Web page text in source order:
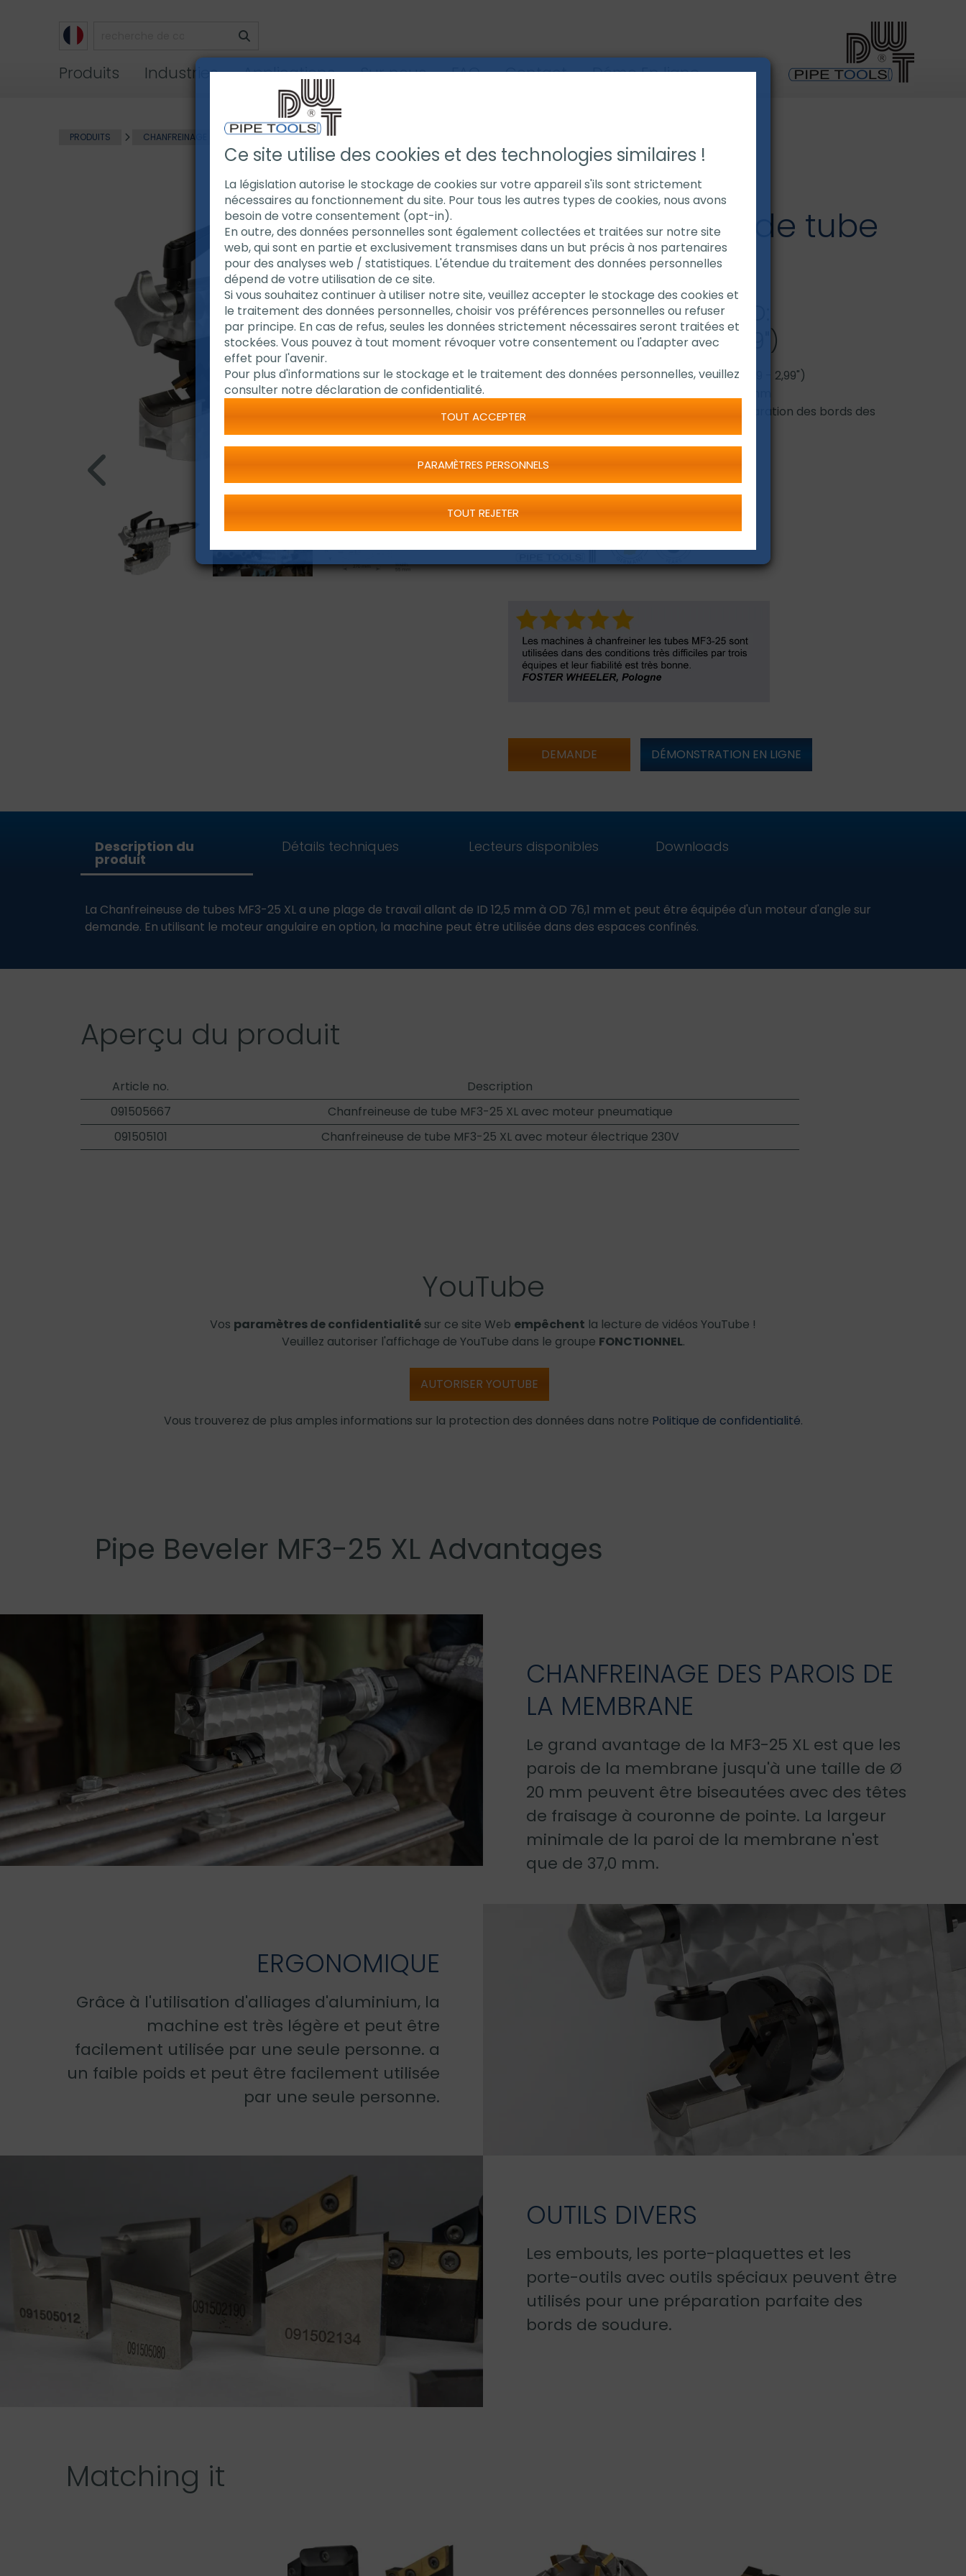
Produits Industries Applications Sur nous FAQ Contact Démo En ligne
PRODUITS CHANFREINAGE DE TUBE CHANFREINEUSE DE TUBE SERRAGE EXTÈRIEUR
Chanfreineuse de tube
MF3-25 XL
Plage de serrage OD-OD:
20 - 76,1 mm (0,78 - 2,99")
Plage de travail ID-OD : 10 - 76,1 mm (0,39 - 2,99")
Chanfreinage parfait des tubes et préparation des bords des
Sans étincelle et avec un bruit réduit
Haute répétabilité
DEMANDE DÉMONSTRATION EN LIGNE
Description du
produit
Détails techniques Lecteurs disponibles Downloads
La Chanfreineuse de tubes MF3-25 XL a une plage de travail allant de ID 12,5 mm à OD 76,1 mm et peut être équipée d'un moteur d'angle sur
demande. En utilisant le moteur angulaire en option, la machine peut être utilisée dans des espaces confinés.
Aperçu du produit
Article no.
Description
091505667
Chanfreineuse de tube MF3-25 XL avec moteur pneumatique
091505101
Chanfreineuse de tube MF3-25 XL avec moteur électrique 230V
YouTube
Vos paramètres de confidentialité sur ce site Web empêchent la lecture de vidéos YouTube !
Veuillez autoriser l'affichage de YouTube dans le groupe FONCTIONNEL.
AUTORISER YOUTUBE
Vous trouverez de plus amples informations sur la protection des données dans notre Politique de confidentialité.
Pipe Beveler MF3-25 XL Advantages
CHANFREINAGE DES PAROIS DE
LA MEMBRANE
Le grand avantage de la MF3-25 XL est que les
parois de la membrane jusqu'à une taille de Ø
20 mm peuvent être biseautées avec des têtes
de fraisage à couronne de pointe. La largeur
minimale de la paroi de la membrane n'est
que de 37,0 mm.
ERGONOMIQUE
Grâce à l'utilisation d'alliages d'aluminium, la
machine est très légère et peut être
facilement utilisée par une seule personne. a
un faible poids et peut être facilement utilisée
par une seule personne.
OUTILS DIVERS
Les embouts, les porte-plaquettes et les
porte-outils avec outils spéciaux peuvent être
utilisés pour une préparation parfaite des
bords de soudure.
Matching it
Ce site utilise des cookies et des technologies similaires !
La législation autorise le stockage de cookies sur votre appareil s'ils sont strictement
nécessaires au fonctionnement du site. Pour tous les autres types de cookies, nous avons
besoin de votre consentement (opt-in).
En outre, des données personnelles sont également collectées et traitées sur notre site
web, qui sont en partie et exclusivement transmises dans un but précis à nos partenaires
pour des analyses web / statistiques. L'étendue du traitement des données personnelles
dépend de votre utilisation de ce site.
Si vous souhaitez continuer à utiliser notre site, veuillez accepter le stockage des cookies et
le traitement des données personnelles, choisir vos préférences personnelles ou refuser
par principe. En cas de refus, seules les données strictement nécessaires seront traitées et
stockées. Vous pouvez à tout moment révoquer votre consentement ou l'adapter avec
effet pour l'avenir.
Pour plus d'informations sur le stockage et le traitement des données personnelles, veuillez
consulter notre déclaration de confidentialité.
TOUT ACCEPTER
PARAMÈTRES PERSONNELS
TOUT REJETER